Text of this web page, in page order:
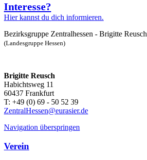
Interesse?
Hier kannst du dich informieren.
Bezirksgruppe Zentralhessen - Brigitte Reusch
(Landesgruppe Hessen)
Brigitte Reusch
Habichtsweg 11
60437 Frankfurt
T: +49 (0) 69 - 50 52 39
ZentralHessen@eurasier.de
Navigation überspringen
Verein